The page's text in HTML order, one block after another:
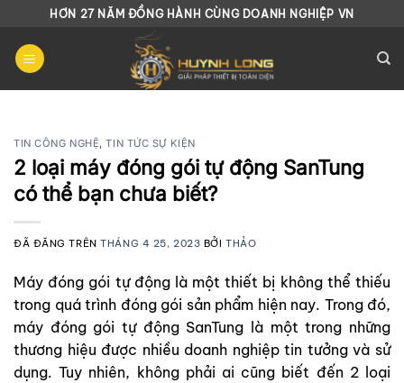
Chuyển
nội
dung
HƠN 27 NĂM ĐỒNG HÀNH CÙNG DOANH NGHIỆP VN
TIN CÔNG NGHỆ,TIN TỨC SỰ KIỆN
2 loại máy đóng gói tự động SanTung
có thể bạn chưa biết?
ĐÃ ĐĂNG TRÊNTHÁNG 4 25, 2023 BỞITHẢO
Máy đóng gói tự động là một thiết bị không thể thiếu
trong quá trình đóng gói sản phẩm hiện nay. Trong đó,
máy đóng gói tự động SanTung là một trong những
thương hiệu được nhiều doanh nghiệp tin tưởng và sử
dụng. Tuy nhiên, không phải ai cũng biết đến 2 loại